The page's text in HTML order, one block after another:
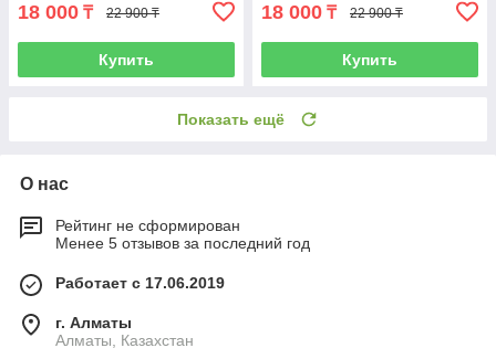
18 000 ₸ 22 900 ₸
Купить
18 000 ₸ 22 900 ₸
Купить
Показать ещё
О нас
Рейтинг не сформирован
Менее 5 отзывов за последний год
Работает с 17.06.2019
г. Алматы
Алматы, Казахстан